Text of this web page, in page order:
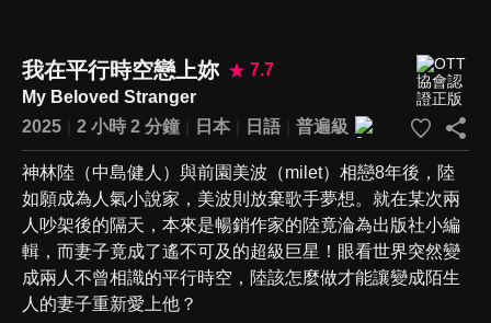
我在平行時空戀上妳
7.7
My Beloved Stranger
2025
2 小時 2 分鐘 日本 日語 普遍級
神林陸（中島健人）與前園美波（milet）相戀8年後，陸
如願成為人氣小說家，美波則放棄歌手夢想。就在某次兩
人吵架後的隔天，本來是暢銷作家的陸竟淪為出版社小編
輯，而妻子竟成了遙不可及的超級巨星！眼看世界突然變
成兩人不曾相識的平行時空，陸該怎麼做才能讓變成陌生
人的妻子重新愛上他？